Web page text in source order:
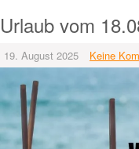
Urlaub vom
19. August 2025 Keine